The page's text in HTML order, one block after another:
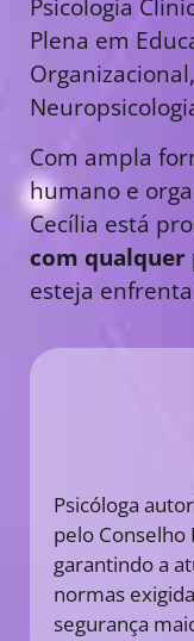
Plena em
Com ampla
humano e
Cecília está
com qualquer
esteja
Psicóloga
pelo Conselho
garantindo a
normas
segurança